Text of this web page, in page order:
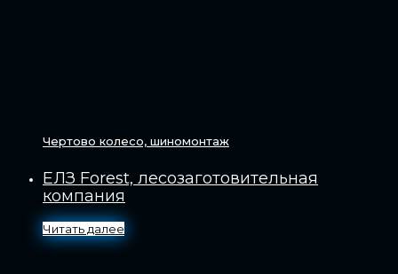
Чертово колесо, шиномонтаж
ЕЛЗ Forest, лесозаготовительная
компания
Читать далее